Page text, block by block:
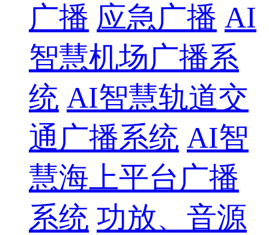
广播 应急广播 AI
智慧机场广播系
统 AI智慧轨道交
通广播系统 AI智
慧海上平台广播
系统 功放、音源